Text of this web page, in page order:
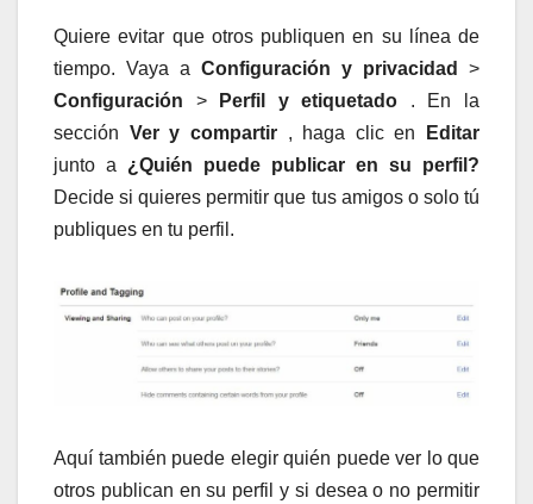
Quiere evitar que otros publiquen en su línea de
tiempo. Vaya a Configuración y privacidad
>
Configuración > Perfil y etiquetado . En la
sección Ver y compartir, haga clic en
Editar
junto a ¿Quién puede publicar en su perfil?
Decide si quieres permitir que tus amigos o solo tú
publiques en tu perfil.
Aquí también puede elegir quién puede ver lo que
otros publican en su perfil y si desea o no permitir